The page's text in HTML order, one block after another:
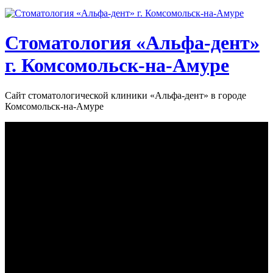
Стоматология «‎Альфа-дент»‎
г. Комсомольск-на-Амуре
Сайт стоматологической клиники «‎Альфа-дент» в городе
Комсомольск-на-Амуре